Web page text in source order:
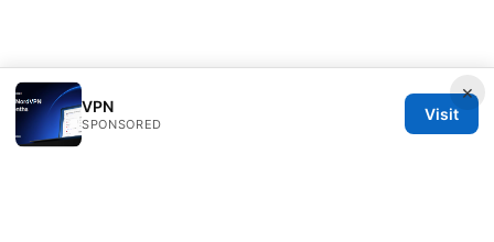
×
VPN
SPONSORED
Visit